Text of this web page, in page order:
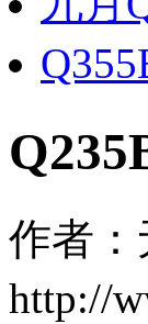
作者
http://